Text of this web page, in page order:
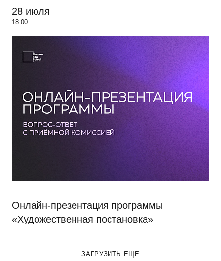
28 июля
18:00
Онлайн-презентация программы
«Художественная постановка»
ЗАГРУЗИТЬ ЕЩЕ